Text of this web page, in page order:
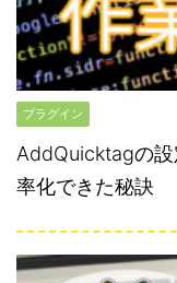
プラグイン
AddQuicktagの
率化できた秘訣